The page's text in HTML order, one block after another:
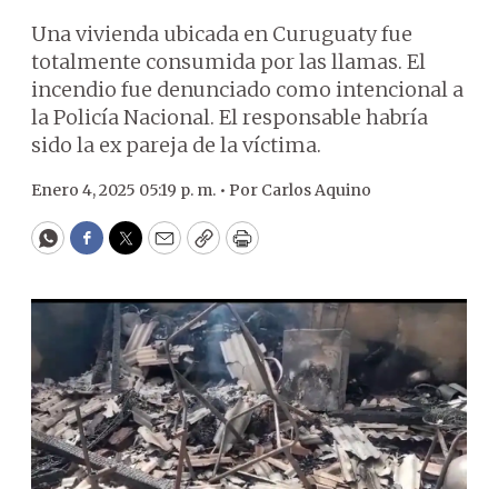
Una vivienda ubicada en Curuguaty fue
totalmente consumida por las llamas. El
incendio fue denunciado como intencional a
la Policía Nacional. El responsable habría
sido la ex pareja de la víctima.
Enero 4, 2025 05:19 p. m. • Por Carlos Aquino
WhatsApp
Facebook
Twitter
EmailCopyPrint